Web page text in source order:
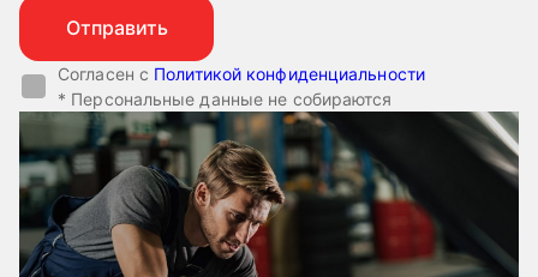
Согласен с Политикой конфиденциальности
* Персональные данные не собираются